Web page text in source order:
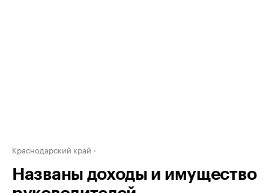
Краснодарский край
Названы доходы и имущество